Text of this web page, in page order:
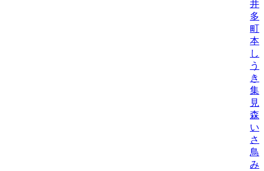
井
多
町
本
し
う
き
集
見
森
い
さ
鳥
み/